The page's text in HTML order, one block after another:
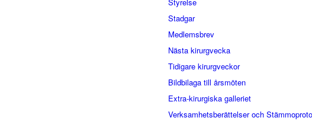
Stadgar
Medlemsbrev
Nästa kirurgvecka
Tidigare kirurgveckor
Bildbilaga till årsmöten
Extra-kirurgiska galleriet
Verksamhetsberättelser och